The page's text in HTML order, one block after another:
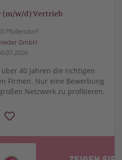
(m/w/d) Vertrieb
Pfullendorf
GmbH
40 Jahren die richtigen
Firmen. Nur eine Bewerbung
Netzwerk zu profitieren.